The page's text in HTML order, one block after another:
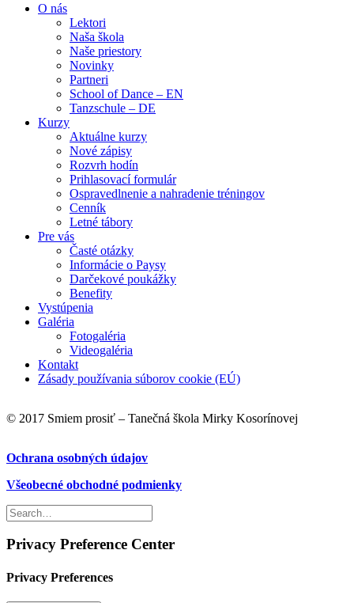
O nás
Lektori
Naša škola
Naše priestory
Novinky
Partneri
School of Dance – EN
Tanzschule – DE
Kurzy
Aktuálne kurzy
Nové zápisy
Rozvrh hodín
Prihlasovací formulár
Ospravedlnenie a nahradenie tréningov
Cenník
Letné tábory
Pre vás
Časté otázky
Informácie o Paysy
Darčekové poukážky
Benefity
Vystúpenia
Galéria
Fotogaléria
Videogaléria
Kontakt
Zásady používania súborov cookie (EÚ)
© 2017 Smiem prosiť – Tanečná škola Mirky Kosorínovej
Ochrana osobných údajov
Všeobecné obchodné podmienky
Privacy Preference Center
Privacy Preferences